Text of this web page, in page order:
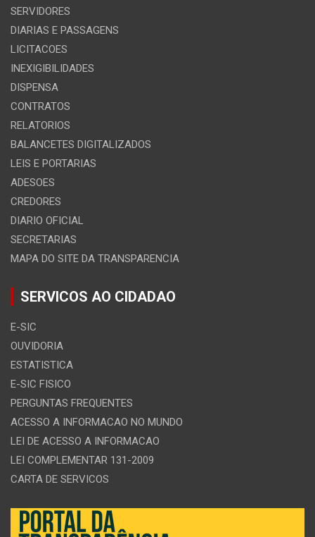
SERVIDORES
DIARIAS E PASSAGENS
LICITACOES
INEXIGIBILIDADES
DISPENSA
CONTRATOS
RELATORIOS
BALANCETES DIGITALIZADOS
LEIS E PORTARIAS
ADESOES
CREDORES
DIARIO OFICIAL
SECRETARIAS
MAPA DO SITE DA TRANSPARENCIA
SERVICOS AO CIDADAO
E-SIC
OUVIDORIA
ESTATISTICA
E-SIC FISICO
PERGUNTAS FREQUENTES
ACESSO A INFORMACAO NO MUNDO
LEI DE ACESSO A INFORMACAO
LEI COMPLEMENTAR 131-2009
CARTA DE SERVICOS